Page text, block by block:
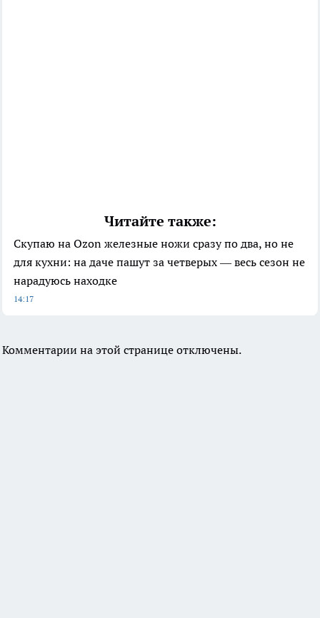
Читайте также:
Скупаю на Ozon железные ножи сразу по два, но не
для кухни: на даче пашут за четверых — весь сезон не
нарадуюсь находке
14:17
Комментарии на этой странице отключены.